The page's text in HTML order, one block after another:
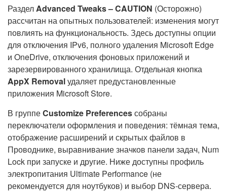
РазделAdvanced Tweaks – CAUTION (Осторожно)
рассчитан на опытных пользователей: изменения могут
повлиять на функциональность. Здесь доступны опции
для отключения IPv6, полного удаления Microsoft Edge
и OneDrive, отключения фоновых приложений и
зарезервированного хранилища. Отдельная кнопка
AppX Removalудаляет предустановленные
приложения Microsoft Store.
В группеCustomize Preferencesсобраны
переключатели оформления и поведения: тёмная тема,
отображение расширений и скрытых файлов в
Проводнике, выравнивание значков панели задач, Num
Lock при запуске и другие. Ниже доступны профиль
электропитания Ultimate Performance (не
рекомендуется для ноутбуков) и выбор DNS-сервера.